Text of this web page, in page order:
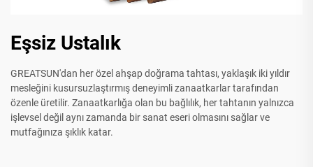
Eşsiz Ustalık
GREATSUN'dan her özel ahşap doğrama tahtası, yaklaşık iki yıldır
mesleğini kusursuzlaştırmış deneyimli zanaatkarlar tarafından
özenle üretilir. Zanaatkarlığa olan bu bağlılık, her tahtanın yalnızca
işlevsel değil aynı zamanda bir sanat eseri olmasını sağlar ve
mutfağınıza şıklık katar.